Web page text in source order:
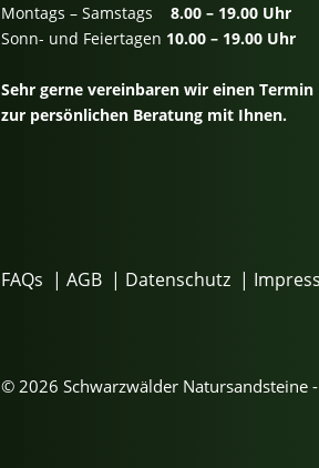
Montags – Samstags8.00 – 19.00 Uhr
Sonn- und Feiertagen 10.00 – 19.00 Uhr
Sehr gerne vereinbaren wir einen Termin
zur persönlichen Beratung mit Ihnen.
FAQs |AGB | Datenschutz |
© 2026 Schwarzwälder Natursandsteine